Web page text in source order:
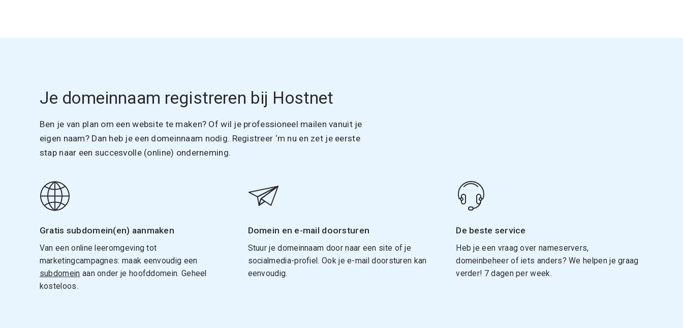
Je domeinnaam registreren bij Hostnet
Ben je van plan om een website te maken? Of wil je professioneel mailen vanuit je
eigen naam? Dan heb je een domeinnaam nodig. Registreer ‘m nu en zet je eerste
stap naar een succesvolle (online) onderneming.
Gratis subdomein(en) aanmaken
Van een online leeromgeving tot
marketingcampagnes: maak eenvoudig een
subdomein aan onder je hoofddomein. Geheel
kosteloos.
Domein en e-mail doorsturen
Stuur je domeinnaam door naar een site of je
socialmedia-profiel. Ook je e-mail doorsturen kan
eenvoudig.
De beste service
Heb je een vraag over nameservers,
domeinbeheer of iets anders? We helpen je graag
verder! 7 dagen per week.